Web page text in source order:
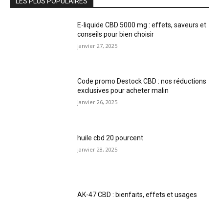
E-liquide CBD 5000 mg : effets, saveurs et
conseils pour bien choisir
janvier 27, 2025
Code promo Destock CBD : nos réductions
exclusives pour acheter malin
janvier 26, 2025
huile cbd 20 pourcent
janvier 28, 2025
AK-47 CBD : bienfaits, effets et usages